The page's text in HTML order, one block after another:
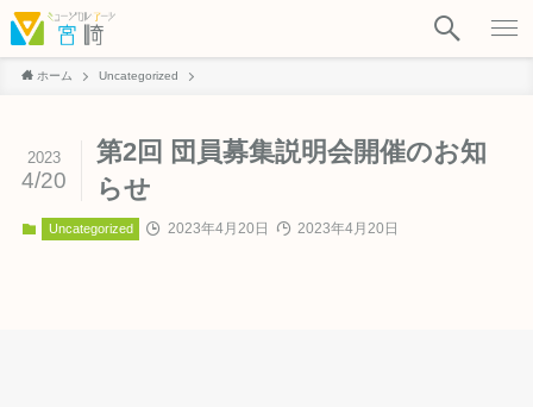
ホーム Uncategorized
第2回 団員募集説明会開催のお知
らせ
2023
4/20
Uncategorized 2023年4月20日 2023年4月20日